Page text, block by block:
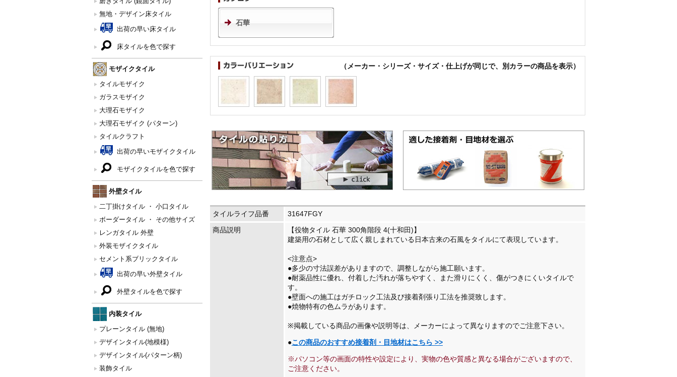
無地・デザイン床タイル
出荷の早い床タイル
床タイルを色で探す
モザイクタイル
タイルモザイク
ガラスモザイク
大理石モザイク
大理石モザイク (パターン)
タイルクラフト
出荷の早いモザイクタイル
モザイクタイルを色で探す
外壁タイル
二丁掛けタイル ・ 小口タイル
ボーダータイル ・ その他サイズ
レンガタイル 外壁
外装モザイクタイル
セメント系ブリックタイル
出荷の早い外壁タイル
外壁タイルを色で探す
内装タイル
プレーンタイル (無地)
デザインタイル(地模様)
デザインタイル(パターン柄)
装飾タイル
石華
（メーカー・シリーズ・サイズ・仕上げが同じで、別カラーの商品を表示）
タイルライフ品番
31647FGY
商品説明
【役物タイル 石華 300角階段 4(十和田)】
建築用の石材として広く親しまれている日本古来の石風をタイルにて表現しています。
<注意点>
●多少の寸法誤差がありますので、調整しながら施工願います。
●耐薬品性に優れ、付着した汚れが落ちやすく、また滑りにくく、傷がつきにくいタイルで
す。
●壁面への施工はガチロック工法及び接着剤張り工法を推奨致します。
●焼物特有の色ムラがあります。
※掲載している商品の画像や説明等は、メーカーによって異なりますのでご注意下さい。
●この商品のおすすめ接着剤・目地材はこちら >>
※パソコン等の画面の特性や設定により、実物の色や質感と異なる場合がございますので、
ご注意ください。